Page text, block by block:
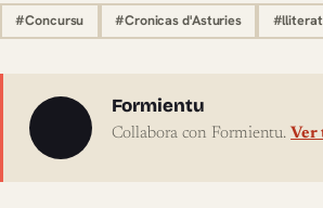
#Concursu #Cronicas d'Asturies
Sobre l'autor
Formientu
Collabora con Formientu.Ver